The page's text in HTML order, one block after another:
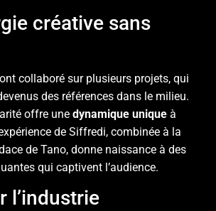
créative sans
collaboré sur plusieurs projets, qui
des références dans le milieu.
offre une dynamique unique à
de Siffredi, combinée à la
de Tano, donne naissance à des
qui captivent l’audience.
l’industrie